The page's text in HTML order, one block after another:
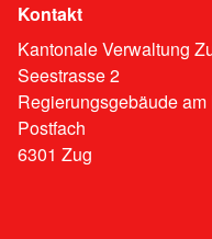
Kontakt
Kantonale Verwaltung
Seestrasse 2
Regierungsgebäude
Postfach
6301 Zug